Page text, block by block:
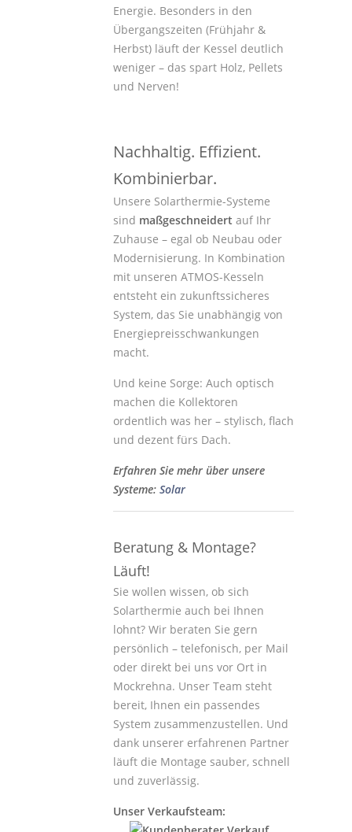
Energie. Besonders in den
Übergangszeiten (Frühjahr &
Herbst) läuft der Kessel deutlich
weniger – das spart Holz, Pellets
und Nerven!
Nachhaltig. Effizient.
Kombinierbar.
Unsere Solarthermie-Systeme
sind maßgeschneidert auf Ihr
Zuhause – egal ob Neubau oder
Modernisierung. In Kombination
mit unseren ATMOS-Kesseln
entsteht ein zukunftssicheres
System, das Sie unabhängig von
Energiepreisschwankungen
macht.
Und keine Sorge: Auch optisch
machen die Kollektoren
ordentlich was her – stylisch, flach
und dezent fürs Dach.
Erfahren Sie mehr über unsere
Systeme: Solar
Beratung & Montage?
Läuft!
Sie wollen wissen, ob sich
Solarthermie auch bei Ihnen
lohnt? Wir beraten Sie gern
persönlich – telefonisch, per Mail
oder direkt bei uns vor Ort in
Mockrehna. Unser Team steht
bereit, Ihnen ein passendes
System zusammenzustellen. Und
dank unserer erfahrenen Partner
läuft die Montage sauber, schnell
und zuverlässig.
Unser Verkaufsteam: